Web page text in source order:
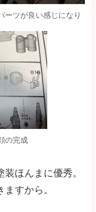
ーツが良い感じになり
の完成
ほんまに優秀。
すから。